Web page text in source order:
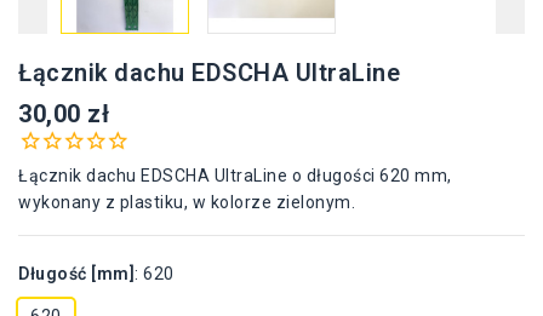
Łącznik dachu EDSCHA UltraLine
30,00 zł
Łącznik dachu EDSCHA UltraLine o długości 620 mm,
wykonany z plastiku, w kolorze zielonym.
Długość [mm] : 620